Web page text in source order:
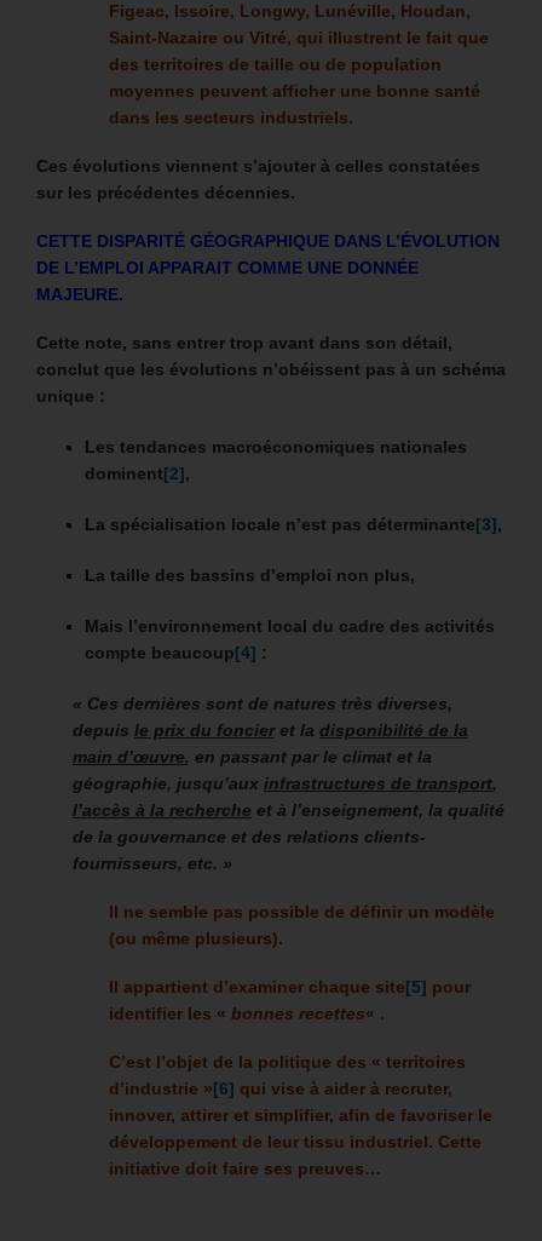
Figeac, Issoire, Longwy, Lunéville, Houdan,
Saint-Nazaire ou Vitré, qui illustrent le fait que
des territoires de taille ou de population
moyennes peuvent afficher une bonne santé
dans les secteurs industriels.
Ces évolutions viennent s’ajouter à celles constatées
sur les précédentes décennies.
CETTE DISPARITÉ GÉOGRAPHIQUE DANS L’ÉVOLUTION
DE L’EMPLOI APPARAIT COMME UNE DONNÉE
MAJEURE.
Cette note, sans entrer trop avant dans son détail,
conclut que les évolutions n’obéissent pas à un schéma
unique :
Les tendances macroéconomiques nationales
dominent[2],
La spécialisation locale n’est pas déterminante[3],
La taille des bassins d’emploi non plus,
Mais l’environnement local du cadre des activités
compte beaucoup[4] :
« Ces dernières sont de natures très diverses,
depuis le prix du foncieret la disponibilité de la
main d’œuvre, en passant par le climat et la
géographie, jusqu’aux infrastructures de transport,
l’accès à la recherche et à l’enseignement, la qualité
de la gouvernance et des relations clients-
fournisseurs, etc. »
Il ne semble pas possible de définir un modèle
(ou même plusieurs).
Il appartient d’examiner chaque site[5] pour
identifier les « bonnes recettes« .
C’est l’objet de la politique des « territoires
d’industrie »[6] qui vise à aider à recruter,
innover, attirer et simplifier, afin de favoriser le
développement de leur tissu industriel. Cette
initiative doit faire ses preuves…